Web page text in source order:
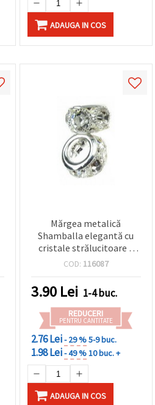
ADAUGA IN COS
Mărgea metalică
Shamballa elegantă cu
cristale strălucitoare –
argintiu (culoare), 9x16
COD: 116087
3.90 Lei 1-4 buc.
REDUCERI
PENTRU CANTITATE
2.76 Lei- 29 %5-9 buc.
1.98 Lei- 49 %10 buc. +
ADAUGA IN COS